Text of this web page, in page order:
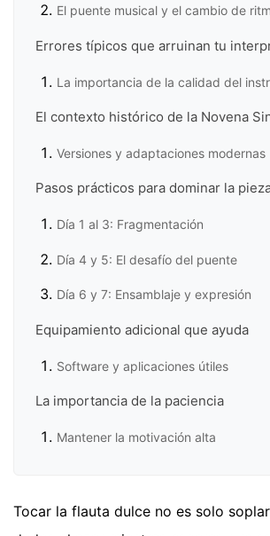
El puente musical y el cambio de
Errores típicos que arruinan tu
La importancia de la calidad del
El contexto histórico de la Novena
Versiones y adaptaciones modernas
Pasos prácticos para dominar la
Día 1 al 3: Fragmentación
Día 4 y 5: El desafío del puente
Día 6 y 7: Ensamblaje y expresión
Equipamiento adicional que ayuda
Software y aplicaciones útiles
La importancia de la paciencia
Mantener la motivación alta
Tocar la flauta dulce no es solo